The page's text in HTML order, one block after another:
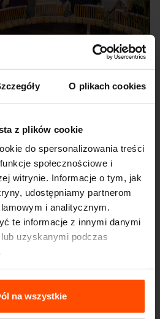
O plikach cookies
z plików cookie
do spersonalizowania treści
społecznościowe i
witrynie. Informacje o tym, jak
udostępniamy partnerom
i analitycznym.
te informacje z innymi danymi
uzyskanymi podczas
znaleźć na stroniePrinciples
Personal Data
na wszystkie
park